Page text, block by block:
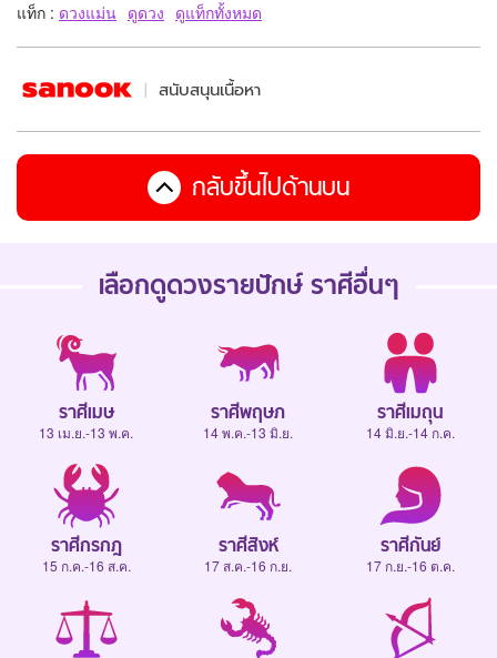
แท็ก : ดวงแม่น ดูดวง ดูแท็กทั้งหมด
สนับสนุนเนื้อหา
กลับขึ้นไปด้านบน
เลือกดูดวงรายปักษ์ราศีอื่นๆ
ราศีเมษ
13 เม.ย.-13 พ.ค.
ราศีพฤษภ
14 พ.ค.-13 มิ.ย.
ราศีเมถุน
14 มิ.ย.-14 ก.ค.
ราศีกรกฎ
15 ก.ค.-16 ส.ค.
ราศีสิงห์
17 ส.ค.-16 ก.ย.
ราศีกันย์
17 ก.ย.-16 ต.ค.